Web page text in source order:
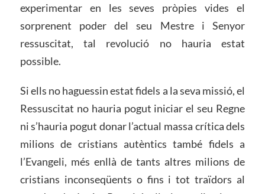
experimentar en les seves pròpies vides el
sorprenent poder del seu Mestre i Senyor
ressuscitat, tal revolució no hauria estat
possible.
Si ells no haguessin estat fidels a la seva missió, el
Ressuscitat no hauria pogut iniciar el seu Regne
ni s’hauria pogut donar l’actual massa crítica dels
milions de cristians autèntics també fidels a
l’Evangeli, més enllà de tants altres milions de
cristians inconseqüents o fins i tot traïdors al